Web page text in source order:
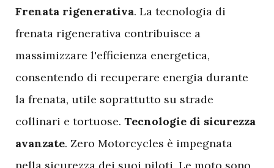
Frenata rigenerativa. La tecnologia di
frenata rigenerativa contribuisce a
massimizzare l'efficienza energetica,
consentendo di recuperare energia durante
la frenata, utile soprattutto su strade
collinari e tortuose. Tecnologie di sicurezza
avanzate. Zero Motorcycles è impegnata